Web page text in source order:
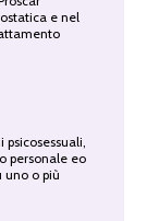
e nel
personale eo
uno o più